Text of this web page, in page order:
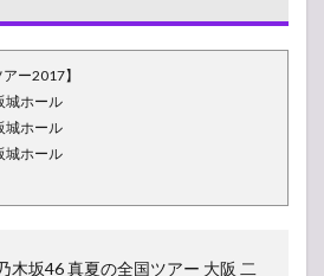
ー2017】
城ホール
城ホール
城ホール
木坂46 真夏の全国ツアー 大阪 二